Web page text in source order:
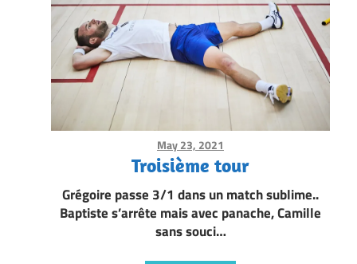
May 23, 2021
Troisième tour
Grégoire passe 3/1 dans un match sublime..
Baptiste s’arrête mais avec panache, Camille
sans souci…